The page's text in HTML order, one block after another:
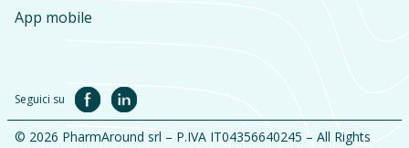
App mobile
Seguici su
© 2026 PharmAround srl – P.IVA IT04356640245 – All Rights